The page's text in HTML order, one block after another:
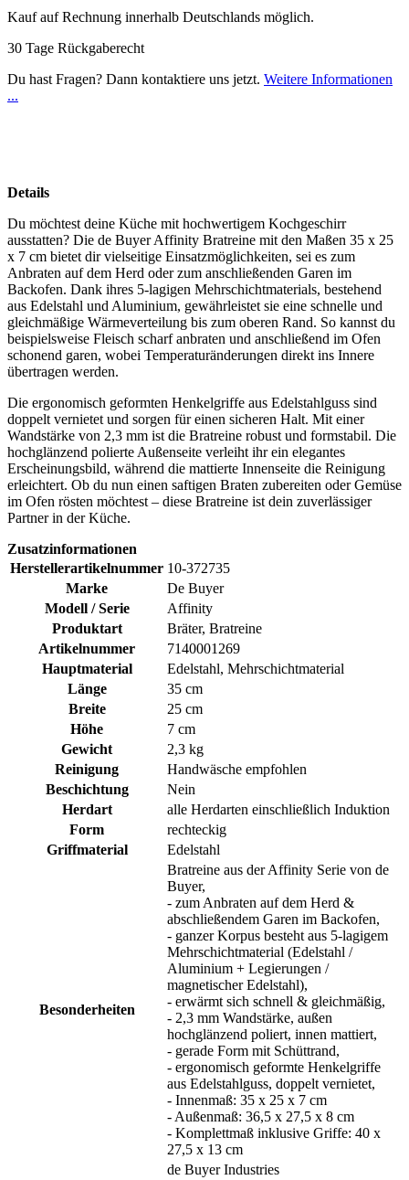
Kauf auf Rechnung innerhalb Deutschlands möglich.
30 Tage Rückgaberecht
Du hast Fragen? Dann kontaktiere uns jetzt. Weitere Informationen
...
Details
Du möchtest deine Küche mit hochwertigem Kochgeschirr
ausstatten? Die de Buyer Affinity Bratreine mit den Maßen 35 x 25
x 7 cm bietet dir vielseitige Einsatzmöglichkeiten, sei es zum
Anbraten auf dem Herd oder zum anschließenden Garen im
Backofen. Dank ihres 5-lagigen Mehrschichtmaterials, bestehend
aus Edelstahl und Aluminium, gewährleistet sie eine schnelle und
gleichmäßige Wärmeverteilung bis zum oberen Rand. So kannst du
beispielsweise Fleisch scharf anbraten und anschließend im Ofen
schonend garen, wobei Temperaturänderungen direkt ins Innere
übertragen werden.
Die ergonomisch geformten Henkelgriffe aus Edelstahlguss sind
doppelt vernietet und sorgen für einen sicheren Halt. Mit einer
Wandstärke von 2,3 mm ist die Bratreine robust und formstabil. Die
hochglänzend polierte Außenseite verleiht ihr ein elegantes
Erscheinungsbild, während die mattierte Innenseite die Reinigung
erleichtert. Ob du nun einen saftigen Braten zubereiten oder Gemüse
im Ofen rösten möchtest – diese Bratreine ist dein zuverlässiger
Partner in der Küche.
Zusatzinformationen
Herstellerartikelnummer 10-372735
Marke
De Buyer
Modell / Serie
Affinity
Produktart
Bräter, Bratreine
Artikelnummer
7140001269
Hauptmaterial
Edelstahl, Mehrschichtmaterial
Länge
35 cm
Breite
25 cm
Höhe
7 cm
Gewicht
2,3 kg
Reinigung
Handwäsche empfohlen
Beschichtung
Nein
Herdart
alle Herdarten einschließlich Induktion
Form
rechteckig
Griffmaterial
Edelstahl
Besonderheiten
Bratreine aus der Affinity Serie von de
Buyer,
- zum Anbraten auf dem Herd &
abschließendem Garen im Backofen,
- ganzer Korpus besteht aus 5-lagigem
Mehrschichtmaterial (Edelstahl /
Aluminium + Legierungen /
magnetischer Edelstahl),
- erwärmt sich schnell & gleichmäßig,
- 2,3 mm Wandstärke, außen
hochglänzend poliert, innen mattiert,
- gerade Form mit Schüttrand,
- ergonomisch geformte Henkelgriffe
aus Edelstahlguss, doppelt vernietet,
- Innenmaß: 35 x 25 x 7 cm
- Außenmaß: 36,5 x 27,5 x 8 cm
- Komplettmaß inklusive Griffe: 40 x
27,5 x 13 cm
de Buyer Industries